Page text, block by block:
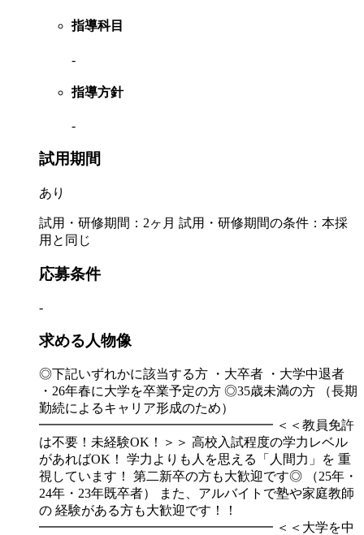
指導科目
-
指導方針
-
試用期間
あり
試用・研修期間：2ヶ月 試用・研修期間の条件：本採
用と同じ
応募条件
-
求める人物像
◎下記いずれかに該当する方 ・大卒者 ・大学中退者
・26年春に大学を卒業予定の方 ◎35歳未満の方 （長期
勤続によるキャリア形成のため）
━━━━━━━━━━━━━━━━━━ ＜＜教員免許
は不要！未経験OK！＞＞ 高校入試程度の学力レベル
があればOK！ 学力よりも人を思える「人間力」を 重
視しています！ 第二新卒の方も大歓迎です◎ （25年・
24年・23年既卒者） また、アルバイトで塾や家庭教師
の 経験がある方も大歓迎です！！
━━━━━━━━━━━━━━━━━━ ＜＜大学を中